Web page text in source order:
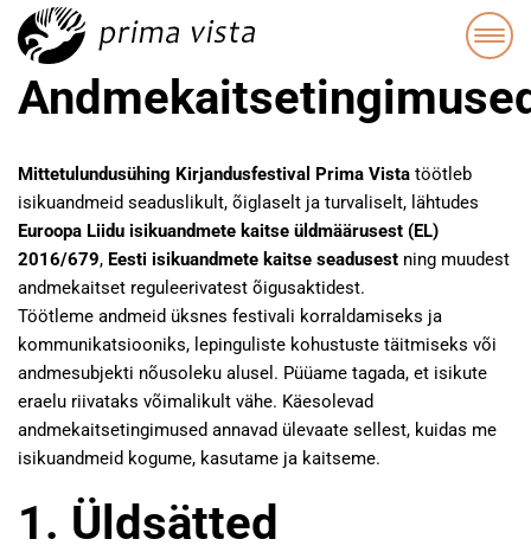
Mittetulundusühing Kirjandusfestival Prima Vista töötleb
isikuandmeid seaduslikult, õiglaselt ja turvaliselt, lähtudes
Euroopa Liidu isikuandmete kaitse üldmäärusest (EL)
2016/679, Eesti isikuandmete kaitse seadusest ning muudest
andmekaitset reguleerivatest õigusaktidest.
Töötleme andmeid üksnes festivali korraldamiseks ja
kommunikatsiooniks, lepinguliste kohustuste täitmiseks või
andmesubjekti nõusoleku alusel. Püüame tagada, et isikute
eraelu riivataks võimalikult vähe. Käesolevad
andmekaitsetingimused annavad ülevaate sellest, kuidas me
isikuandmeid kogume, kasutame ja kaitseme.
1. Üldsätted